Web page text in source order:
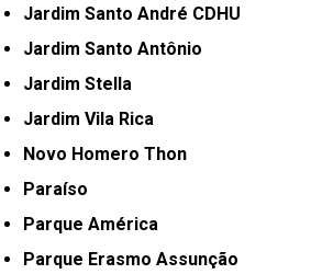
Jardim Santo André CDHU
Jardim Santo Antônio
Jardim Stella
Jardim Vila Rica
Novo Homero Thon
Paraíso
Parque América
Parque Erasmo Assunção